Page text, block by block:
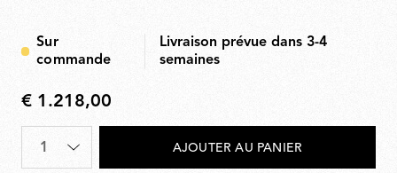
Sur
commande
Livraison prévue dans 3-4
semaines
€
1.218,00
€ 1.218,00
Quantité
AJOUTER AU PANIER